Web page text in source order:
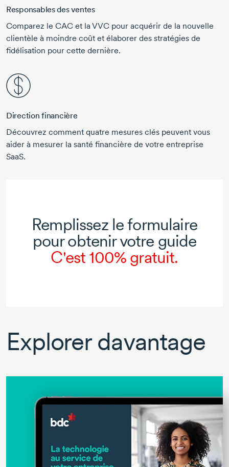
Responsables des ventes
Comparez le CAC et la VVC pour acquérir de la nouvelle
clientèle à moindre coût et élaborer des stratégies de
fidélisation pour cette dernière.
Direction financière
Découvrez comment quatre mesures clés peuvent vous
aider à mesurer la santé financière de votre entreprise
SaaS.
Remplissez le formulaire
pour obtenir votre guide
C'est 100% gratuit.
Explorer davantage